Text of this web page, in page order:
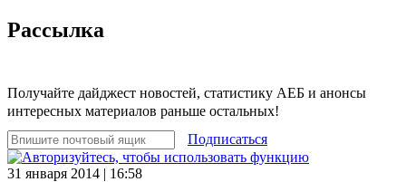
Рассылка
Получайте дайджест новостей, статистику АЕБ и анонсы
интересных материалов раньше остальных!
Подписаться
31 января 2014 | 16:58